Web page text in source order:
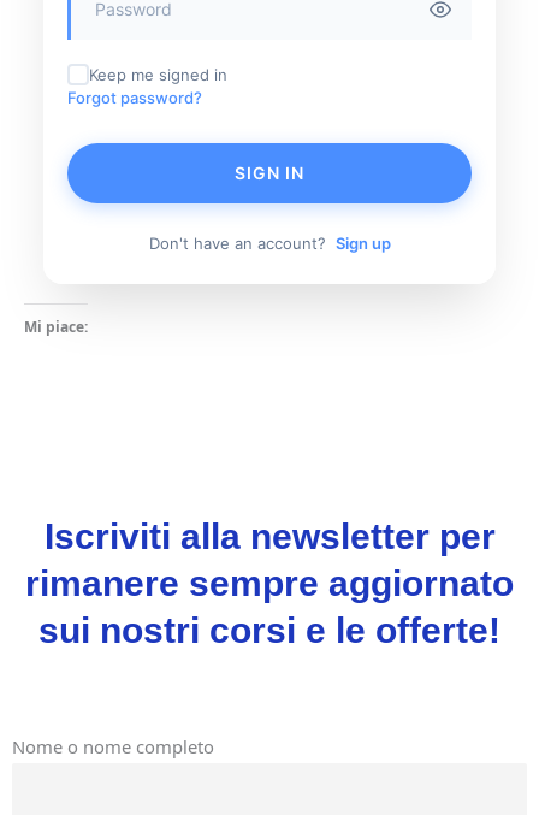
Keep me signed in
Forgot password?
SIGN IN
Don't have an account? Sign up
Mi piace:
Iscriviti alla newsletter per
rimanere sempre aggiornato
sui nostri corsi e le offerte!
Nome o nome completo